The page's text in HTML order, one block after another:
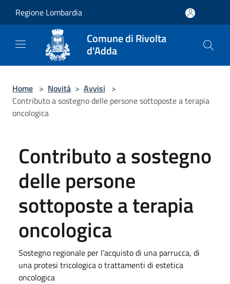
Regione Lombardia
Comune di Rivolta
d'Adda
Home > Novità > Avvisi >
Contributo a sostegno delle persone sottoposte a terapia
oncologica
Contributo a sostegno
delle persone
sottoposte a terapia
oncologica
Sostegno regionale per l'acquisto di una parrucca, di
una protesi tricologica o trattamenti di estetica
oncologica